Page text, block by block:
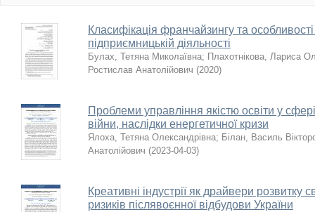
Класифікація франчайзингу та особливості
підприємницькій діяльності
Булах, Тетяна Миколаївна; Плахотнікова, Лариса
Ростислав Анатолійович (2020)
Проблеми управління якістю освіти у
війни, наслідки енергетичної кризи
Ялоха, Тетяна Олександрівна; Білан, Василь
Анатолійович (2023-04-03)
Креативні індустрії як драйвери розвитку
ризиків післявоєнної відбудови України